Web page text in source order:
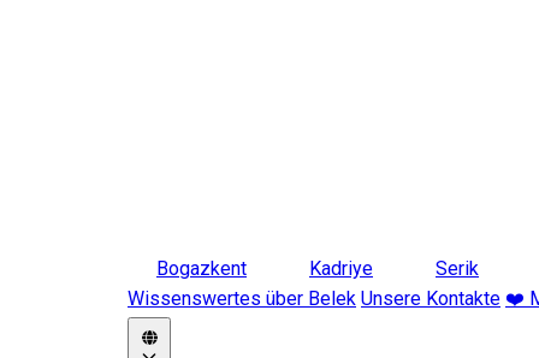
Bogazkent Kadriye
Serik
Wissenswertes über Belek Unsere Kontakte ❤️